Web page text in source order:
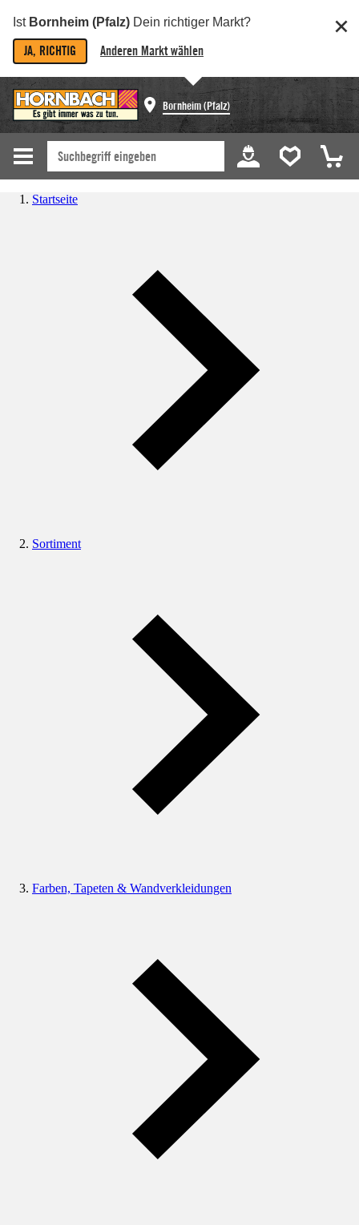
Ist Bornheim (Pfalz) Dein richtiger Markt?
JA, RICHTIG Anderen Markt wählen
Bornheim (Pfalz)
Startseite
Sortiment
Farben, Tapeten & Wandverkleidungen